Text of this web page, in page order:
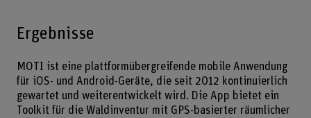
Ergebnisse
MOTI ist eine plattformübergreifende mobile Anwendung
für iOS- und Android-Geräte, die seit 2012 kontinuierlich
gewartet und weiterentwickelt wird. Die App bietet ein
Toolkit für die Waldinventur mit GPS-basierter räumlicher